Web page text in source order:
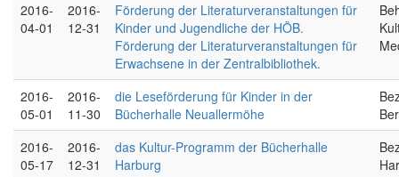
2016-
04-01
2016-
12-31
Förderung der Literaturveranstaltungen für
Kinder und Jugendliche der HÖB.
Förderung der Literaturveranstaltungen für
Erwachsene in der Zentralbibliothek.
2016-
05-01
2016-
11-30
die Leseförderung für Kinder in der
Bücherhalle Neuallermöhe
2016-
05-17
2016-
12-31
das Kultur-Programm der Bücherhalle
Harburg